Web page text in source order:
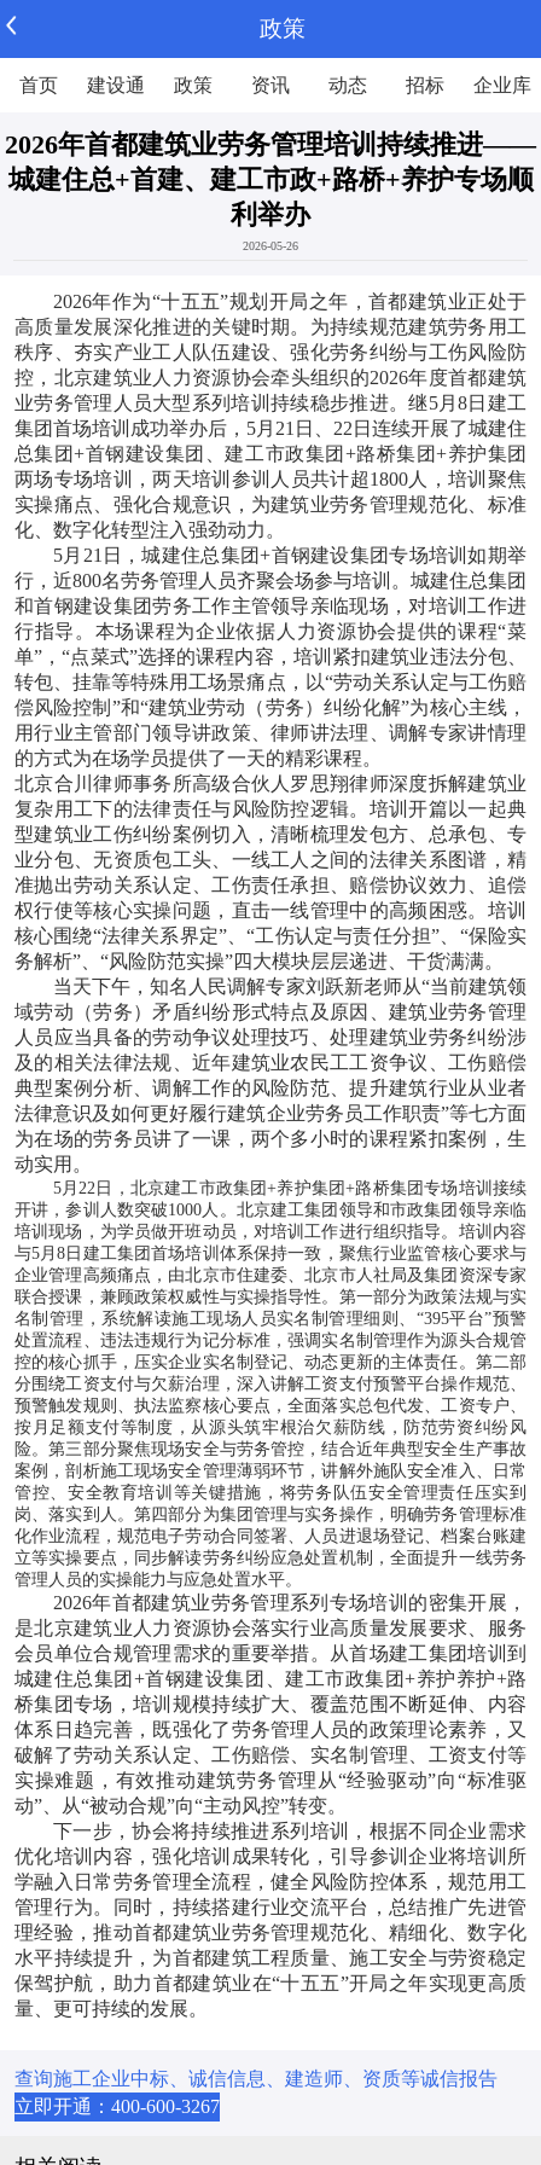
政策
首页 建设通 政策 资讯 动态 招标 企业库
2026年首都建筑业劳务管理培训持续推进——
城建住总+首建、建工市政+路桥+养护专场顺
利举办
2026-05-26
2026年作为“十五五”规划开局之年，首都建筑业正处于
高质量发展深化推进的关键时期。为持续规范建筑劳务用工
秩序、夯实产业工人队伍建设、强化劳务纠纷与工伤风险防
控，北京建筑业人力资源协会牵头组织的2026年度首都建筑
业劳务管理人员大型系列培训持续稳步推进。继5月8日建工
集团首场培训成功举办后，5月21日、22日连续开展了城建住
总集团+首钢建设集团、建工市政集团+路桥集团+养护集团
两场专场培训，两天培训参训人员共计超1800人，培训聚焦
实操痛点、强化合规意识，为建筑业劳务管理规范化、标准
化、数字化转型注入强劲动力。
5月21日，城建住总集团+首钢建设集团专场培训如期举
行，近800名劳务管理人员齐聚会场参与培训。城建住总集团
和首钢建设集团劳务工作主管领导亲临现场，对培训工作进
行指导。本场课程为企业依据人力资源协会提供的课程“菜
单”，“点菜式”选择的课程内容，培训紧扣建筑业违法分包、
转包、挂靠等特殊用工场景痛点，以“劳动关系认定与工伤赔
偿风险控制”和“建筑业劳动（劳务）纠纷化解”为核心主线，
用行业主管部门领导讲政策、律师讲法理、调解专家讲情理
的方式为在场学员提供了一天的精彩课程。
北京合川律师事务所高级合伙人罗思翔律师深度拆解建筑业
复杂用工下的法律责任与风险防控逻辑。培训开篇以一起典
型建筑业工伤纠纷案例切入，清晰梳理发包方、总承包、专
业分包、无资质包工头、一线工人之间的法律关系图谱，精
准抛出劳动关系认定、工伤责任承担、赔偿协议效力、追偿
权行使等核心实操问题，直击一线管理中的高频困惑。培训
核心围绕“法律关系界定”、“工伤认定与责任分担”、“保险实
务解析”、“风险防范实操”四大模块层层递进、干货满满。
当天下午，知名人民调解专家刘跃新老师从“当前建筑领
域劳动（劳务）矛盾纠纷形式特点及原因、建筑业劳务管理
人员应当具备的劳动争议处理技巧、处理建筑业劳务纠纷涉
及的相关法律法规、近年建筑业农民工工资争议、工伤赔偿
典型案例分析、调解工作的风险防范、提升建筑行业从业者
法律意识及如何更好履行建筑企业劳务员工作职责”等七方面
为在场的劳务员讲了一课，两个多小时的课程紧扣案例，生
动实用。
5月22日，北京建工市政集团+养护集团+路桥集团专场培训接续
开讲，参训人数突破1000人。北京建工集团领导和市政集团领导亲临
培训现场，为学员做开班动员，对培训工作进行组织指导。培训内容
与5月8日建工集团首场培训体系保持一致，聚焦行业监管核心要求与
企业管理高频痛点，由北京市住建委、北京市人社局及集团资深专家
联合授课，兼顾政策权威性与实操指导性。第一部分为政策法规与实
名制管理，系统解读施工现场人员实名制管理细则、“395平台”预警
处置流程、违法违规行为记分标准，强调实名制管理作为源头合规管
控的核心抓手，压实企业实名制登记、动态更新的主体责任。第二部
分围绕工资支付与欠薪治理，深入讲解工资支付预警平台操作规范、
预警触发规则、执法监察核心要点，全面落实总包代发、工资专户、
按月足额支付等制度，从源头筑牢根治欠薪防线，防范劳资纠纷风
险。第三部分聚焦现场安全与劳务管控，结合近年典型安全生产事故
案例，剖析施工现场安全管理薄弱环节，讲解外施队安全准入、日常
管控、安全教育培训等关键措施，将劳务队伍安全管理责任压实到
岗、落实到人。第四部分为集团管理与实务操作，明确劳务管理标准
化作业流程，规范电子劳动合同签署、人员进退场登记、档案台账建
立等实操要点，同步解读劳务纠纷应急处置机制，全面提升一线劳务
管理人员的实操能力与应急处置水平。
2026年首都建筑业劳务管理系列专场培训的密集开展，
是北京建筑业人力资源协会落实行业高质量发展要求、服务
会员单位合规管理需求的重要举措。从首场建工集团培训到
城建住总集团+首钢建设集团、建工市政集团+养护养护+路
桥集团专场，培训规模持续扩大、覆盖范围不断延伸、内容
体系日趋完善，既强化了劳务管理人员的政策理论素养，又
破解了劳动关系认定、工伤赔偿、实名制管理、工资支付等
实操难题，有效推动建筑劳务管理从“经验驱动”向“标准驱
动”、从“被动合规”向“主动风控”转变。
下一步，协会将持续推进系列培训，根据不同企业需求
优化培训内容，强化培训成果转化，引导参训企业将培训所
学融入日常劳务管理全流程，健全风险防控体系，规范用工
管理行为。同时，持续搭建行业交流平台，总结推广先进管
理经验，推动首都建筑业劳务管理规范化、精细化、数字化
水平持续提升，为首都建筑工程质量、施工安全与劳资稳定
保驾护航，助力首都建筑业在“十五五”开局之年实现更高质
量、更可持续的发展。
查询施工企业中标、诚信信息、建造师、资质等诚信报告
立即开通：400-600-3267